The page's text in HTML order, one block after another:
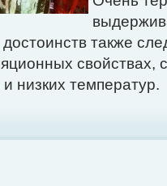
также
свойствах,
низких температур.